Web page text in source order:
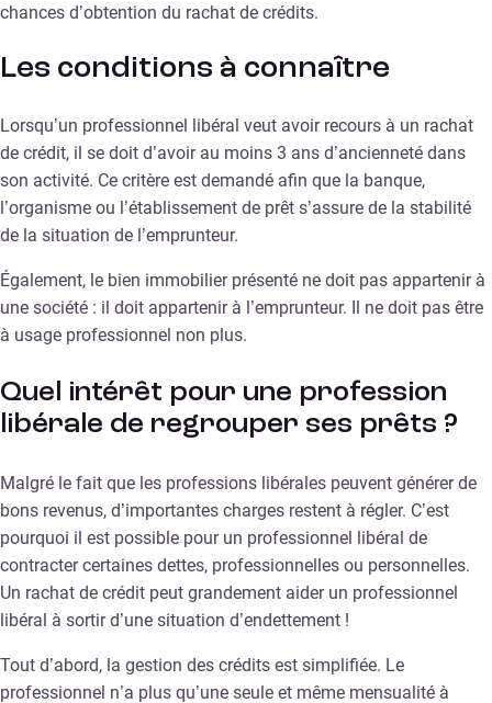
chances d’obtention du rachat de crédits.
Les conditions à connaître
Lorsqu’un professionnel libéral veut avoir recours à un rachat
de crédit, il se doit d’avoir au moins 3 ans d’ancienneté dans
son activité. Ce critère est demandé afin que la banque,
l’organisme ou l’établissement de prêt s’assure de la stabilité
de la situation de l’emprunteur.
Également, le bien immobilier présenté ne doit pas appartenir à
une société : il doit appartenir à l’emprunteur. Il ne doit pas être
à usage professionnel non plus.
Quel intérêt pour une profession
libérale de regrouper ses prêts ?
Malgré le fait que les professions libérales peuvent générer de
bons revenus, d’importantes charges restent à régler. C’est
pourquoi il est possible pour un professionnel libéral de
contracter certaines dettes, professionnelles ou personnelles.
Un rachat de crédit peut grandement aider un professionnel
libéral à sortir d’une situation d’endettement !
Tout d’abord, la gestion des crédits est simplifiée. Le
professionnel n’a plus qu’une seule et même mensualité à